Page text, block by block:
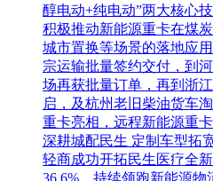
醇电动+纯电动”两大核心
积极推动新能源重卡在煤
城市置换等场景的落地应
宗运输批量签约交付，到
场再获批量订单，再到浙
启，及杭州老旧柴油货车
重卡亮相，远程新能源重
深耕城配民生 定制车型拓
轻商成功开拓民生医疗全
36.6%，持续领跑新能源物